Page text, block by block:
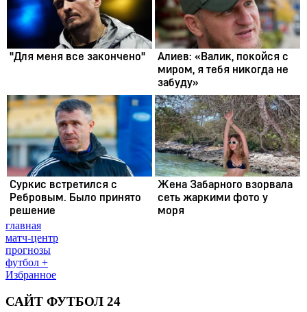
главная
матч-центр
прогнозы
футбол +
Избранное
САЙТ ФУТБОЛ 24